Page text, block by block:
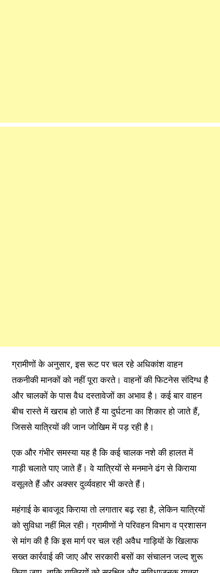
ग्रामीणों के अनुसार, इस रूट पर चल रहे अधिकांश वाहन
तकनीकी मानकों को नहीं पूरा करते। वाहनों की फिटनेस संदिग्ध है
और चालकों के पास वैध दस्तावेजों का अभाव है। कई बार वाहन
बीच रास्ते में खराब हो जाते हैं या दुर्घटना का शिकार हो जाते हैं,
जिससे यात्रियों की जान जोखिम में पड़ रही है।
एक और गंभीर समस्या यह है कि कई चालक नशे की हालत में
गाड़ी चलाते पाए जाते हैं। वे यात्रियों से मनमाने ढंग से किराया
वसूलते हैं और अक्सर दुर्व्यवहार भी करते हैं।
महंगाई के बावजूद किराया तो लगातार बढ़ रहा है, लेकिन यात्रियों
को सुविधा नहीं मिल रही। ग्रामीणों ने परिवहन विभाग व प्रशासन
से मांग की है कि इस मार्ग पर चल रही अवैध गाड़ियों के खिलाफ
सख्त कार्रवाई की जाए और सरकारी बसों का संचालन जल्द शुरू